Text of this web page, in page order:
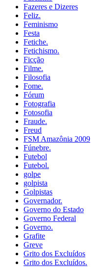
Fazeres e Dizeres
Feliz.
Feminismo
Festa
Fetiche.
Fetichismo.
Ficção
Filme.
Filosofia
Fome.
Fórum
Fotografia
Fotosofia
Fraude.
Freud
FSM Amazônia 2009
Fúnebre.
Futebol
Futebol.
golpe
golpista
Golpistas
Governador.
Governo do Estado
Governo Federal
Governo.
Grafite
Greve
Grito dos Excluídos
Grito dos Excluídos.